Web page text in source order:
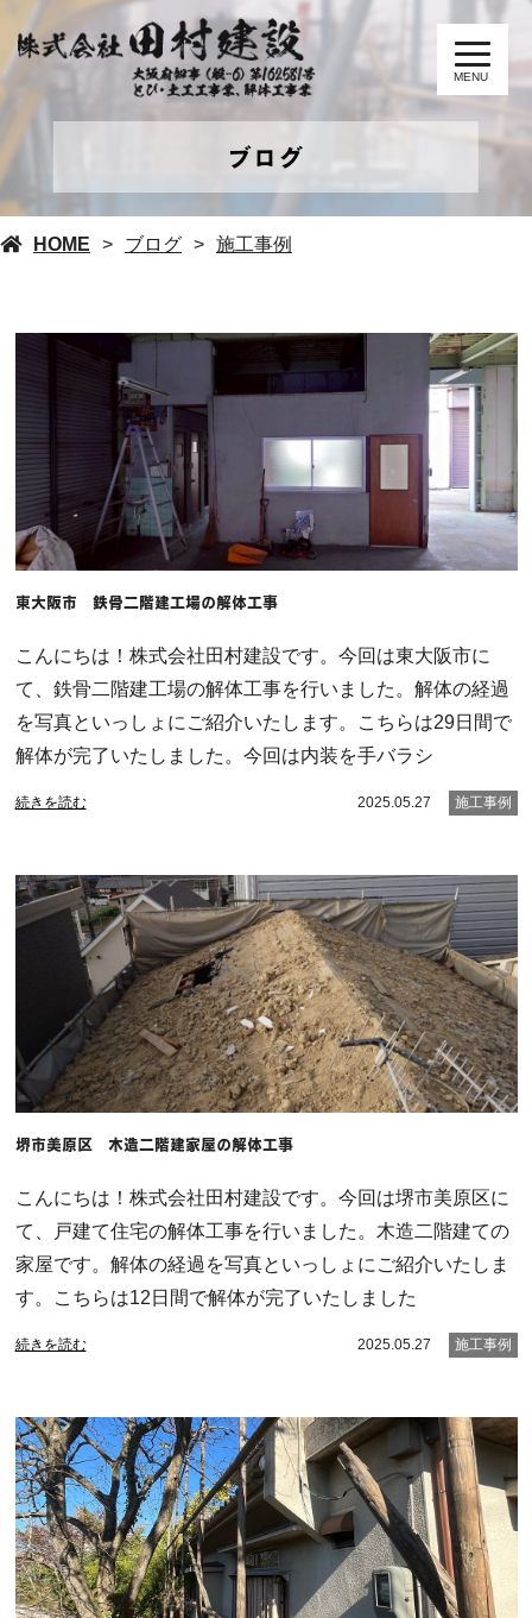
MENU
ブログ
HOME ブログ 施工事例
東大阪市 鉄骨二階建工場の解体工事
こんにちは！株式会社田村建設です。今回は東大阪市に
て、鉄骨二階建工場の解体工事を行いました。解体の経過
を写真といっしょにご紹介いたします。こちらは29日間で
解体が完了いたしました。今回は内装を手バラシ
続きを読む 2025.05.27 施工事例
堺市美原区 木造二階建家屋の解体工事
こんにちは！株式会社田村建設です。今回は堺市美原区に
て、戸建て住宅の解体工事を行いました。木造二階建ての
家屋です。解体の経過を写真といっしょにご紹介いたしま
す。こちらは12日間で解体が完了いたしました
続きを読む 2025.05.27 施工事例